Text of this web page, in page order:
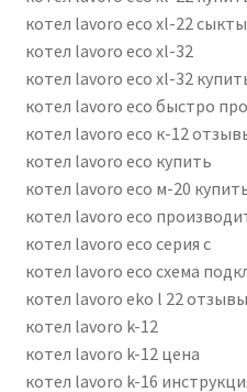
котел lavoro eco xl-22
котел lavoro eco xl-32
котел lavoro eco xl-32
котел lavoro eco быстро
котел lavoro eco к-12
котел lavoro eco купить
котел lavoro eco м-20
котел lavoro eco
котел lavoro eco серия c
котел lavoro eco схема
котел lavoro eko l 22 отзывы
котел lavoro k-12
котел lavoro k-12 цена
котел lavoro k-16